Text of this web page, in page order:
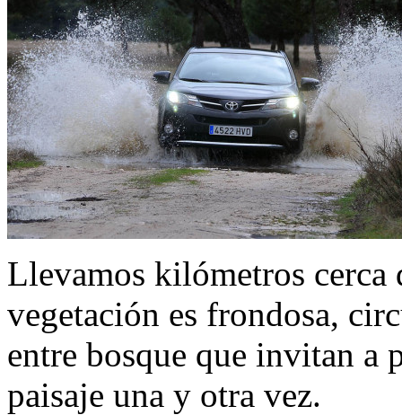
Llevamos kilómetros
vegetación es frondosa,
entre bosque que invitan a
paisaje una y otra vez.